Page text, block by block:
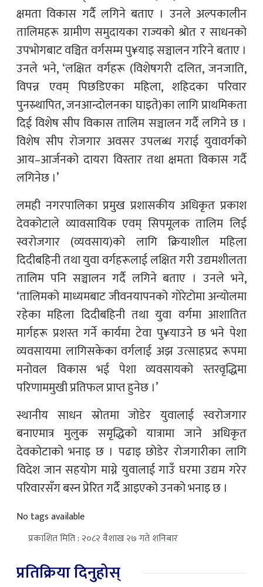
क्षमता विकास गर्दै लगिने बताए । उनले अल्पकालीन
तालिमहरू ग्रामीण समुदायका राज्यको श्रोत र साधनको
उपभोगबाट वञ्चित वर्गसम्म पु¥याइ सञ्चालन गरिने बताए ।
उनले भने, ‘लक्षित वर्गहरू (विशेषगरी दलित, जनजाति,
विपन्न एवम् पिछडिएका महिला, शहिदका परिवार
पुनस्र्थापित, जनआन्दोलनका घाइते)का लागि प्राथमिकता
दिई विशेष सीप विकास तालिम सञ्चालन गर्दै लगिने छ ।
विशेष सीप रोजगार अवसर उपलब्ध गराई युवावर्गको
आय–आर्जनको दायरा विस्तार तथा क्षमता विकास गर्दै
लगिनेछ ।’
लमही नगरपालिका प्रमुख प्रशासकीय अधिकृत प्रकाश
देवकोटाले व्यावसायिक एवम् सिपमूलक तालिम लिई
स्वरोजगार (व्यवसाय)को लागि क्रियाशील महिला
दिदीबहिनी तथा युवा वर्गहरूलाई लक्षित गरी उद्यमशीलता
तालिम पनि सञ्चालन गर्दै लगिने बताए । उनले भने,
‘तालिमको माध्यमबाट जीवनयापनको गोरेटोमा अन्योलमा
रहेका महिला दिदीबहिनी तथा युवा वर्गमा आशातित
मार्गहरू प्रशस्त गर्ने कार्यमा टेवा पु¥याउने छ भने पेशा
व्यवसायमा लागिसकेका वर्गलाई अझ उत्साहप्रद रूपमा
मनोवल विकास भई पेशा व्यवसायको स्तरवृद्धिमा
परिणाममुखी प्रतिफल प्राप्त हुनेछ ।’
स्थानीय साधन स्रोतमा जोडेर युवालाई स्वरोजगार
बनाएमात्र मुलुक समृद्धिको यात्रामा जाने अधिकृत
देवकोटाको भनाइ छ । पढाइ छोडेर रोजगारीका लागि
विदेश जान सहयोग माग्ने युवालाई गाउँ घरमा उद्यम गरेर
परिवारसँग बस्न प्रेरित गर्दै आइएको उनको भनाइ छ ।
No tags available
प्रकाशित मिति : २०८२ वैशाख २७ गते शनिबार
प्रतिक्रिया दिनुहोस्